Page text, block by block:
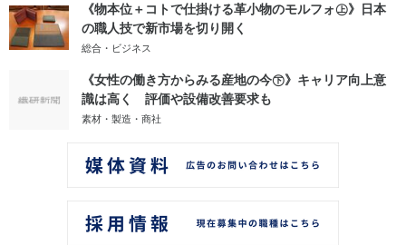
《物本位＋コトで仕掛ける革小物のモルフォ㊤》日本
の職人技で新市場を切り開く
総合・ビジネス
《女性の働き方からみる産地の今㊦》キャリア向上意
識は高く 評価や設備改善要求も
素材・製造・商社